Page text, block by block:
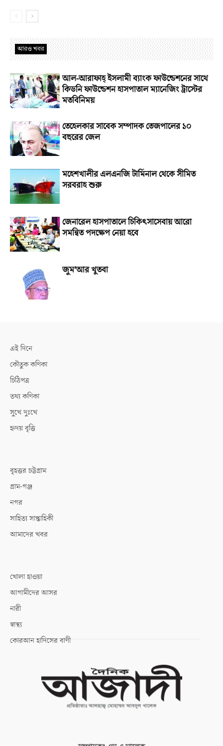
আরও খবর
আল-আরাফাহ্‌ ইসলামী ব্যাংক ফাউন্ডেশনের সাথে
কিডনি ফাউন্ডেশন হাসপাতাল ম্যানেজিং ট্রাস্টের
মতবিনিময়
তেহেলকার সাবেক সম্পাদক তেজপালের ১০
বছরের জেল
মহেশখালীর এলএনজি টার্মিনাল থেকে সীমিত
সরবরাহ শুরু
জেনারেল হাসপাতালে চিকিৎসাসেবায় আরো
সমন্বিত পদক্ষেপ নেয়া হবে
জুম’আর খুতবা
এই দিনে
কৌতুক কণিকা
চিঠিপত্র
তথ্য কণিকা
সুখে দুঃখে
হৃদয় বৃত্তি
বৃহত্তর চট্টগ্রাম
গ্রাম-গঞ্জ
নগর
সাহিত্য সাপ্তাহিকী
আমাদের খবর
খোলা হাওয়া
আগামীদের আসর
নারী
স্বাস্থ্য
কোরআন হাদিসের বাণী